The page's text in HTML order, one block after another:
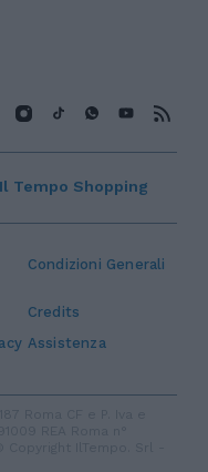
Condizioni Generali
Credits
Assistenza
Il Tempo Shopping